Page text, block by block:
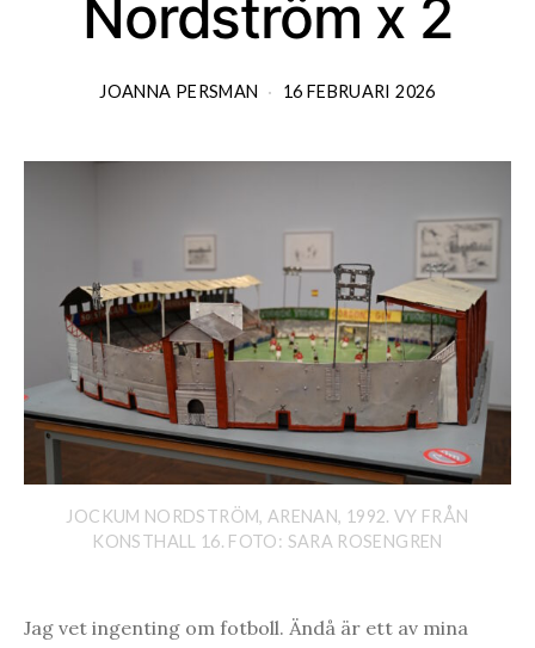
Nordström x 2
JOANNA PERSMAN 16 FEBRUARI 2026
JOCKUM NORDSTRÖM, ARENAN, 1992. VY FRÅN
KONSTHALL 16. FOTO: SARA ROSENGREN
Jag vet ingenting om fotboll. Ändå är ett av mina